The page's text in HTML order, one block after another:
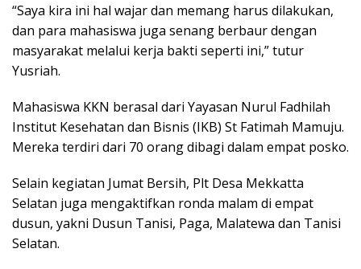
“Saya kira ini hal wajar dan memang harus dilakukan,
dan para mahasiswa juga senang berbaur dengan
masyarakat melalui kerja bakti seperti ini,” tutur
Yusriah.
Mahasiswa KKN berasal dari Yayasan Nurul Fadhilah
Institut Kesehatan dan Bisnis (IKB) St Fatimah Mamuju.
Mereka terdiri dari 70 orang dibagi dalam empat posko.
Selain kegiatan Jumat Bersih, Plt Desa Mekkatta
Selatan juga mengaktifkan ronda malam di empat
dusun, yakni Dusun Tanisi, Paga, Malatewa dan Tanisi
Selatan.